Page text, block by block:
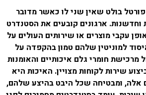
בולט שאין שני לו כאשר מדובר
וחדשנות. ארגונים קובעים את הסטנדרט
עקבי מוצרים או שירותים העולים על
למוניטין שלהם טמון בהקפדה על
חומרי גלם איכותיים והאומנות
שירות לקוחות מצויין. האיכות היא
אלה, ומבטיחה שכל היבט בהיצע שלהם,